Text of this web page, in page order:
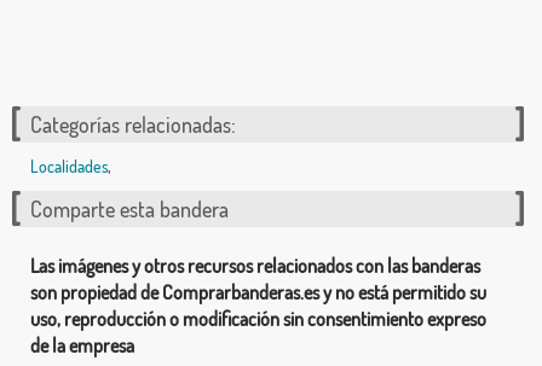
Categorías relacionadas:
Localidades,
Comparte esta bandera
Las imágenes y otros recursos relacionados con las banderas
son propiedad de Comprarbanderas.es y no está permitido su
uso, reproducción o modificación sin consentimiento expreso
de la empresa